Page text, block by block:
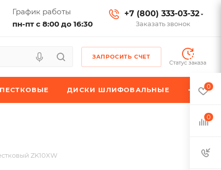
График работы
пн-пт с 8:00 до 16:30
+7 (800) 333-03-32
Заказать звонок
ЗАПРОСИТЬ СЧЕТ
Статус заказа
ДИСКИ ШЛИФОВАЛЬНЫЕ
ZK10XW
0
0